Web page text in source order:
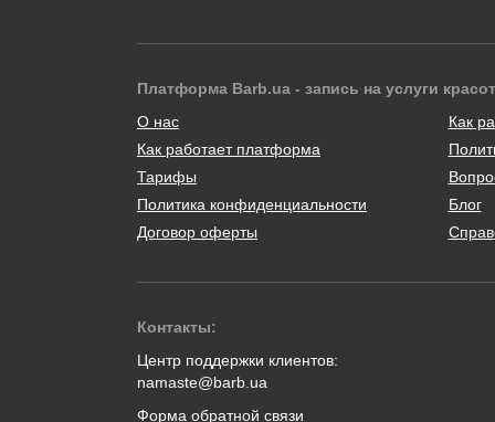
Платформа Barb.ua - запись на услуги
О нас
Как работает платформа
Тарифы
Политика конфиденциальности
Договор оферты
Как
Блог
Контакты:
Центр поддержки клиентов:
namaste@barb.ua
Форма обратной связи